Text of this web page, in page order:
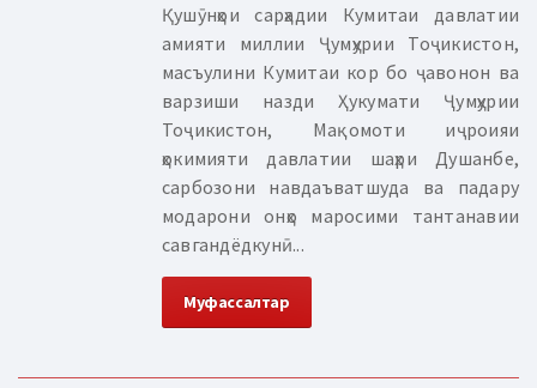
Қушӯнҳои сарҳадии Кумитаи давлатии
амияти миллии Ҷумҳурии Тоҷикистон,
масъулини Кумитаи кор бо ҷавонон ва
варзиши назди Ҳукумати Ҷумҳурии
Тоҷикистон, Мақомоти иҷроияи
ҳокимияти давлатии шаҳри Душанбе,
сарбозони навдаъватшуда ва падару
модарони онҳо маросими тантанавии
савгандёдкунӣ...
Муфассалтар